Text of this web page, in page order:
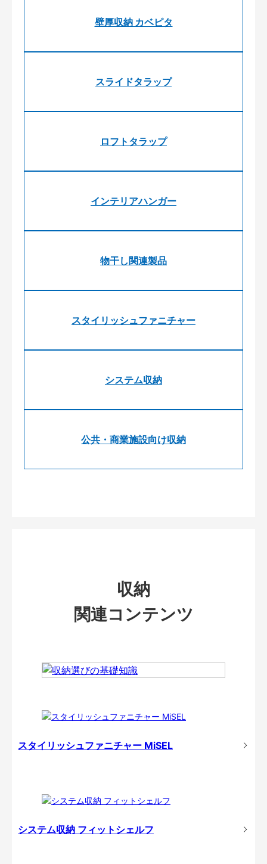
壁厚収納 カベピタ
スライドタラップ
ロフトタラップ
インテリアハンガー
物干し関連製品
スタイリッシュファニチャー
システム収納
公共・商業施設向け収納
収納
関連コンテンツ
スタイリッシュファニチャー MiSEL
システム収納 フィットシェルフ